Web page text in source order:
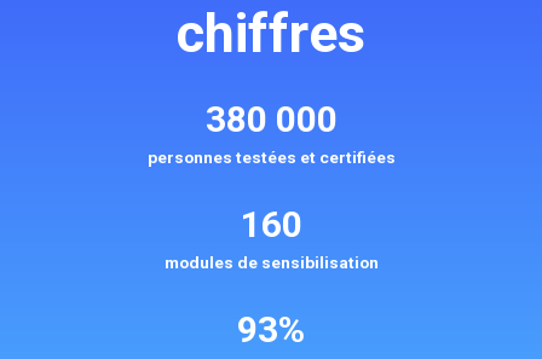
chiffres
380 000
personnes testées et certifiées
160
modules de sensibilisation
93%